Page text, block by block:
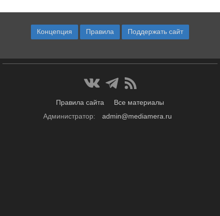
Концепция Правила Поддержать сайт
Правила сайта
Все материалы
Администратор:
admin@mediamera.ru